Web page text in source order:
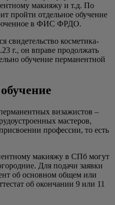
макияжу и т.д. По
пройти отдельное обучение
в ФИС ФРДО.
свидетельство косметика-
г., он вправе продолжать
обучение перманентной
визажистов –
мастеров,
профессии, то есть
макияжу в СПб могут
Для подачи заявки
об основном общем или
об окончании 9 или 11